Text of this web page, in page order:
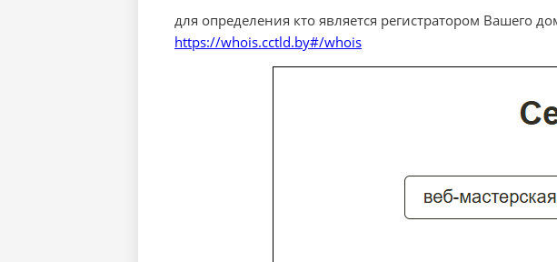
для определения кто является регистратором Вашего
https://whois.cctld.by#/whois